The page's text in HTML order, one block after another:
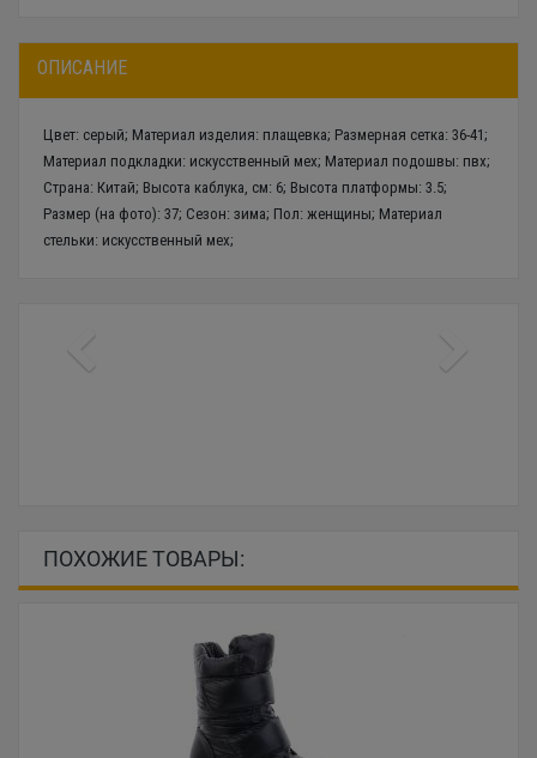
ОПИСАНИЕ
Цвет: серый; Материал изделия: плащевка; Размерная сетка: 36-41;
Материал подкладки: искусственный мех; Материал подошвы: пвх;
Страна: Китай; Высота каблука, см: 6; Высота платформы: 3.5;
Размер (на фото): 37; Сезон: зима; Пол: женщины; Материал
стельки: искусственный мех;
ПОХОЖИЕ ТОВАРЫ: